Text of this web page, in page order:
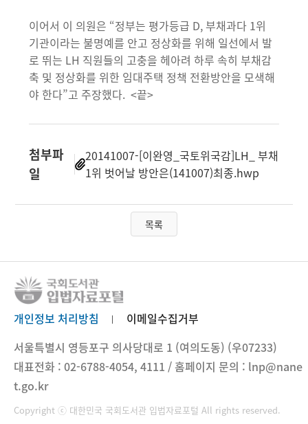
이어서 이 의원은 “정부는 평가등급 D, 부채과다 1위
기관이라는 불명예를 안고 정상화를 위해 일선에서 발
로 뛰는 LH 직원들의 고충을 헤아려 하루 속히 부채감
축 및 정상화를 위한 임대주택 정책 전환방안을 모색해
야 한다”고 주장했다. <끝>
첨부파
일
20141007-[이완영_국토위국감]LH_ 부채
1위 벗어날 방안은(141007)최종.hwp
목록
개인정보 처리방침
이메일수집거부
서울특별시 영등포구 의사당대로 1 (여의도동) (우07233)
대표전화 : 02-6788-4054, 4111 / 홈페이지 문의 : lnp@nane
t.go.kr
Copyright ⓒ 대한민국 국회도서관 입법자료포털 All rights reserved.